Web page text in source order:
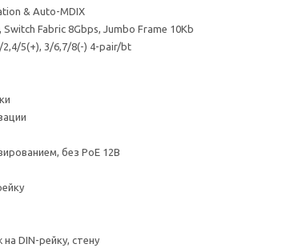
& Auto-MDIX
Fabric 8Gbps, Jumbo Frame 10Kb
2,4/5(+), 3/6,7/8(-) 4-pair/bt
без PoE 12В
DIN-рейку, стену